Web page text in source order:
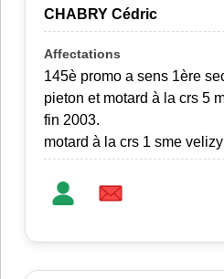
CHABRY Cédric
145è promo a sens 1ère
pieton et motard à la crs 5
fin 2003.
motard à la crs 1 sme